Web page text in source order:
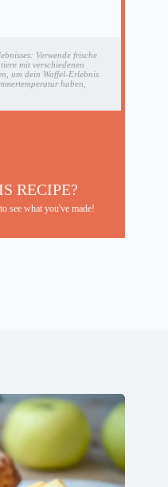
Verwende frische
mit verschiedenen
um dein Waffel-Erlebnis
haben,
RECIPE?
see what you've made!